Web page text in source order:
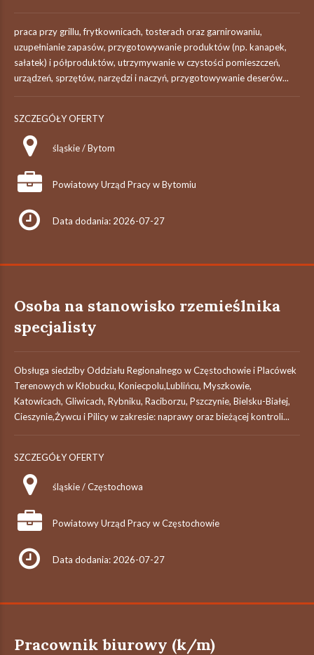
praca przy grillu, frytkownicach, tosterach oraz garnirowaniu,
uzupełnianie zapasów, przygotowywanie produktów (np. kanapek,
sałatek) i półproduktów, utrzymywanie w czystości pomieszczeń,
urządzeń, sprzętów, narzędzi i naczyń, przygotowywanie deserów...
SZCZEGÓŁY OFERTY
śląskie / Bytom
Powiatowy Urząd Pracy w Bytomiu
Data dodania: 2026-07-27
Osoba na stanowisko rzemieślnika
specjalisty
Obsługa siedziby Oddziału Regionalnego w Częstochowie i Placówek
Terenowych w Kłobucku, Koniecpolu,Lublińcu, Myszkowie,
Katowicach, Gliwicach, Rybniku, Raciborzu, Pszczynie, Bielsku-Białej,
Cieszynie,Żywcu i Pilicy w zakresie: naprawy oraz bieżącej kontroli...
SZCZEGÓŁY OFERTY
śląskie / Częstochowa
Powiatowy Urząd Pracy w Częstochowie
Data dodania: 2026-07-27
Pracownik biurowy (k/m)